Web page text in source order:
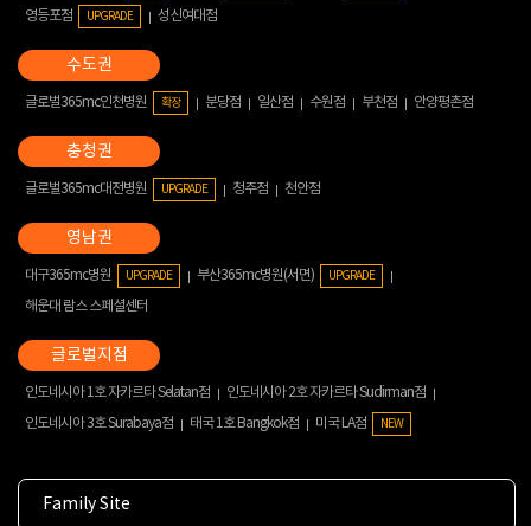
영등포점
UPGRADE 성신여대점
글로벌365mc인천병원 확장 분당점 일산점 수원점 부천점 안양평촌점
글로벌365mc대전병원 UPGRADE 청주점 천안점
대구365mc병원 UPGRADE 부산365mc병원(서면) UPGRADE
해운대 람스 스페셜센터
인도네시아 1호 자카르타 Selatan점
인도네시아 2호 자카르타 Sudirman점
인도네시아 3호 Surabaya점
태국 1호 Bangkok점 미국 LA점 NEW
Family Site